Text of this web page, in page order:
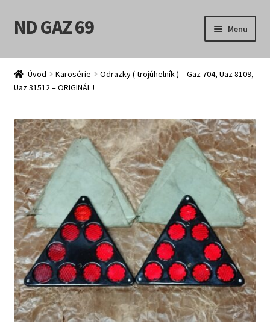
Přeskočit
na
Přejít
k
webu
ND GAZ 69 Menu
Úvodní stránka
Můj účet
Obchod
Košík
Pokladna
Možnosti doručení
Obchodní podmínky
Prodávající – kontaktní informace
Způsoby úhrady
Úvod Karosérie
Odrazky ( trojúhelník ) – Gaz 704, Uaz 8109,
Uaz 31512 – ORIGINÁL !